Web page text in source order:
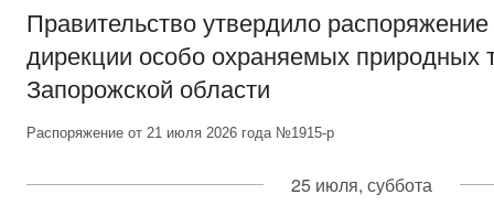
Правительство утвердило
дирекции особо охраняемых природных
Запорожской области
Распоряжение от 21 июля 2026 года №1915-р
25 июля, суббота